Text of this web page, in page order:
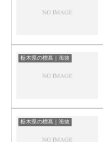
栃木県の標高｜海抜
栃木県の標高｜海抜